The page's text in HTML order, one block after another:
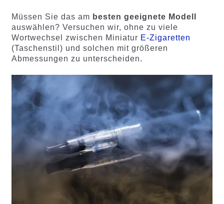
Müssen Sie das am besten geeignete Modell
auswählen? Versuchen wir, ohne zu viele
Wortwechsel zwischen Miniatur E-Zigaretten
(Taschenstil) und solchen mit größeren
Abmessungen zu unterscheiden.